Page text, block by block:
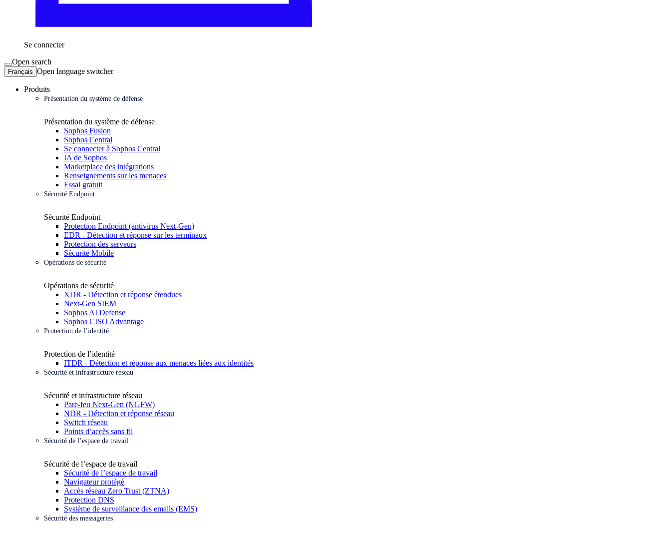
Se connecter
Open search
Français Open language switcher
Produits
Présentation du système de défense
Présentation du système de défense
Sophos Fusion
Sophos Central
Se connecter à Sophos Central
IA de Sophos
Marketplace des intégrations
Renseignements sur les menaces
Essai gratuit
Sécurité Endpoint
Sécurité Endpoint
Protection Endpoint (antivirus Next-Gen)
EDR - Détection et réponse sur les terminaux
Protection des serveurs
Sécurité Mobile
Opérations de sécurité
Opérations de sécurité
XDR - Détection et réponse étendues
Next-Gen SIEM
Sophos AI Defense
Sophos CISO Advantage
Protection de l’identité
Protection de l’identité
ITDR - Détection et réponse aux menaces liées aux identités
Sécurité et infrastructure réseau
Sécurité et infrastructure réseau
Pare-feu Next-Gen (NGFW)
NDR - Détection et réponse réseau
Switch réseau
Points d’accès sans fil
Sécurité de l’espace de travail
Sécurité de l’espace de travail
Sécurité de l’espace de travail
Navigateur protégé
Accès réseau Zero Trust (ZTNA)
Protection DNS
Système de surveillance des emails (EMS)
Sécurité des messageries